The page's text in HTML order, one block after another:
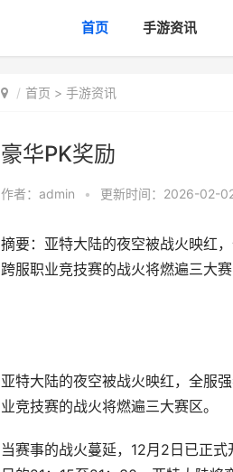
首页 手游资讯
首页 > 手游资讯
豪华PK奖励
作者： admin • 更新时间：2026-02-
摘要：亚特大陆的夜空被战火映红
跨服职业竞技赛的战火将燃遍三大
亚特大陆的夜空被战火映红，全服
业竞技赛的战火将燃遍三大赛区。
当赛事的战火蔓延，12月2日已正